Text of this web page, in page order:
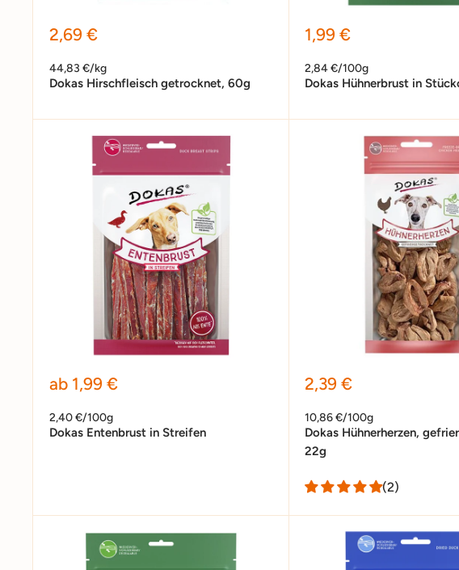
Sonderpreis
2,69 €
44,83 €/kg
Dokas Hirschfleisch getrocknet, 60g
Sonderpreis
1,99 €
2,84 €/100g
Dokas Hühnerbrust in
Sonderpreis
ab 1,99 €
2,40 €/100g
Dokas Entenbrust in Streifen
Sonderpreis
2,39 €
10,86 €/100g
Dokas Hühnerherzen,
22g
(2)